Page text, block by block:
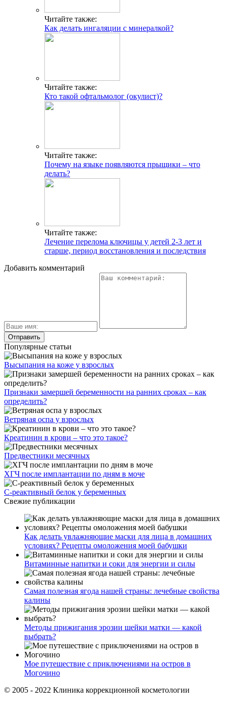
Читайте также:
Как делать ингаляции с минералкой?
Читайте также:
Кто такой офтальмолог (окулист)?
Читайте также:
Почему на языке появляются прыщики – что
делать?
Читайте также:
Лечение перелома ключицы у детей 2-3 лет и
старше, период восстановления и последствия
Добавить комментарий
Популярные статьи
Высыпания на коже у взрослых
Признаки замершей беременности на ранних сроках – как
определить?
Ветряная оспа у взрослых
Креатинин в крови – что это такое?
Предвестники месячных
ХГЧ после имплантации по дням в моче
С-реактивный белок у беременных
Свежие публикации
Как делать увлажняющие маски для лица в домашних
условиях? Рецепты омоложения моей бабушки
Витаминные напитки и соки для энергии и силы
Самая полезная ягода нашей страны: лечебные свойства
калины
Методы прижигания эрозии шейки матки — какой
выбрать?
Мое путешествие с приключениями на остров в
Могочино
© 2005 - 2022 Клиника коррекционной косметологии